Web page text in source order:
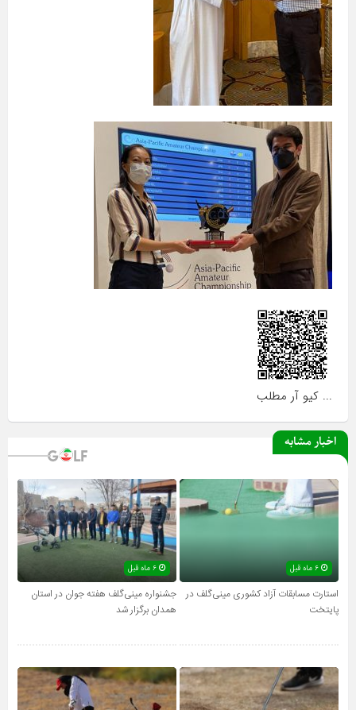
... کیو آر مطلب
اخبار مشابه
۶ ماه قبل
استارت مسابقات آزاد کشوری مینی‌گلف در
پایتخت
جشنواره مینی‌گلف هفته جوان در استان
همدان برگزار شد